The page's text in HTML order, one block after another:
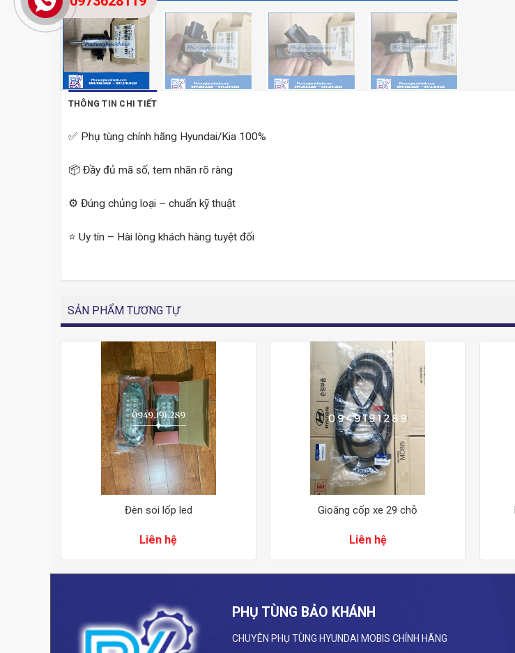
THÔNG TIN CHI TIẾT
✅ Phụ tùng chính hãng Hyundai/Kia 100%
📦 Đầy đủ mã số, tem nhãn rõ ràng
⚙️ Đúng chủng loại – chuẩn kỹ thuật
⭐ Uy tín – Hài lòng khách hàng tuyệt đối
SẢN PHẨM TƯƠNG TỰ
Đèn soi lốp led
Liên hệ
Gioăng cốp xe 29 chỗ
Liên hệ
PHỤ TÙNG BẢO KHÁNH
CHUYÊN PHỤ TÙNG HYUNDAI MOBIS CHÍNH HÃNG